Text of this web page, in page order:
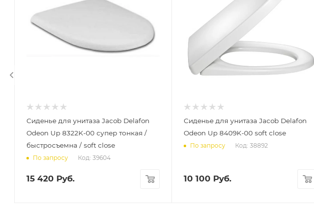
Сиденье для унитаза Jacob Delafon
Odeon Up 8322K-00 супер тонкая /
быстросъемна / soft close
По запросу Код: 39604
15 420 Руб.
Сиденье для унитаза Jacob Delafon
Odeon Up 8409K-00 soft close
По запросу Код: 38892
10 100 Руб.